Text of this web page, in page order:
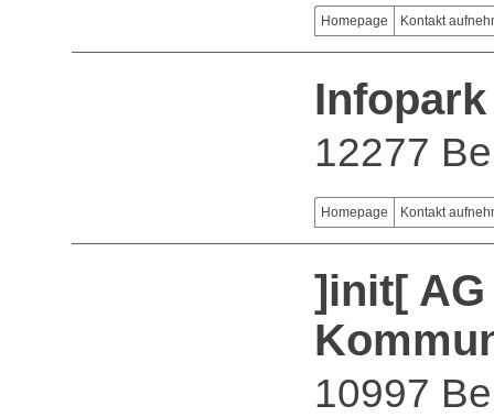
Homepage Kontakt
12277
Homepage Kontakt
]init[
10997